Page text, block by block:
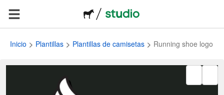
Inicio Plantillas Plantillas de camisetas Running shoe logo